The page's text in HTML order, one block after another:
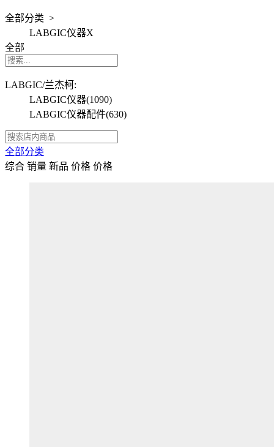
全部分类 >
LABGIC仪器X
全部
LABGIC/兰杰柯:
LABGIC仪器(1090)
LABGIC仪器配件(630)
全部分类
综合 销量 新品 价格 价格